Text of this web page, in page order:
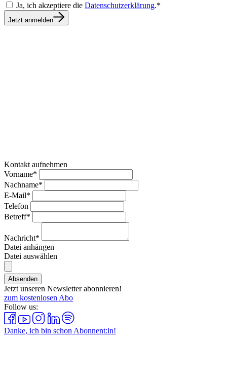
Ja, ich akzeptiere die Datenschutzerklärung.*
Jetzt anmelden
Kontakt aufnehmen
Vorname*
Nachname*
E-Mail*
Telefon
Betreff*
Nachricht*
Datei anhängen
Datei auswählen
Absenden
Jetzt unseren Newsletter abonnieren!
zum kostenlosen Abo
Follow us:
Danke, ich bin schon Abonnent:in!